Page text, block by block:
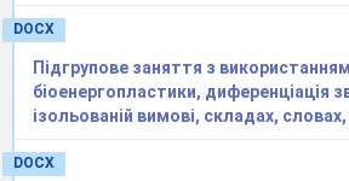
м. Львів
* благодійний фонд «Контакт».
DOCX
Підгрупове заняття з
біоенергопластики, диференціація
ізольованій вимові, складах,
DOCX